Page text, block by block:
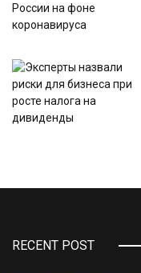
RECENT POST